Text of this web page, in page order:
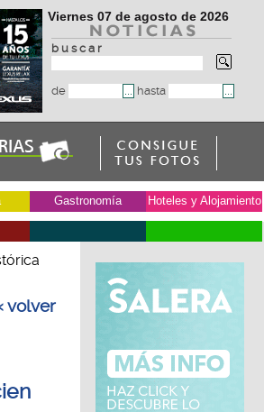
Viernes 07 de agosto de 2026
b u s c a r
de hasta
Gastronomía Hoteles y Alojamiento
volver